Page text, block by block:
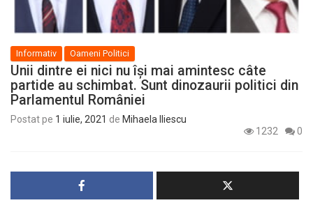
Informativ Oameni Politici
Unii dintre ei nici nu își mai amintesc câte
partide au schimbat. Sunt dinozaurii politici din
Parlamentul României
Postat pe 1 iulie, 2021 de Mihaela Iliescu
1232
0